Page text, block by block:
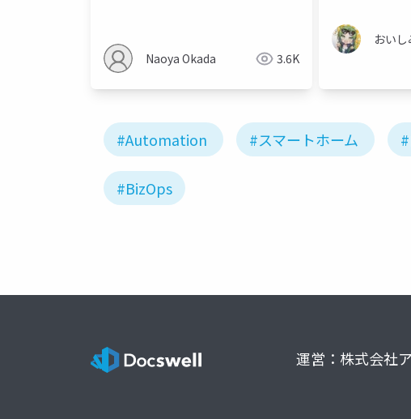
Naoya Okada 3.6K
おいし
#Automation #スマートホーム
#BizOps
運営：株式会社